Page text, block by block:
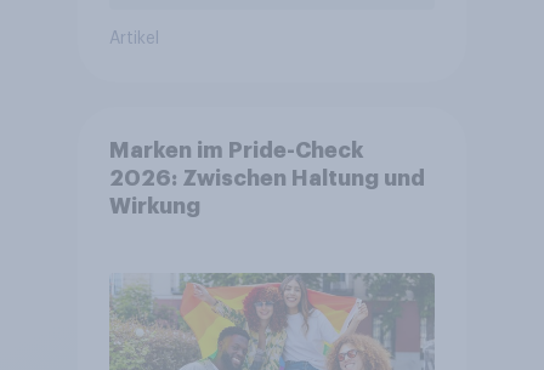
Artikel
Marken im Pride-Check
2026: Zwischen Haltung und
Wirkung